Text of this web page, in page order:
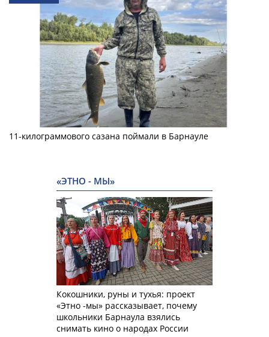
11-килограммового сазана поймали в Барнауле
«ЭТНО - МЫ»
Кокошники, руны и тухья: проект
«Этно -мы» рассказывает, почему
школьники Барнаула взялись
снимать кино о народах России